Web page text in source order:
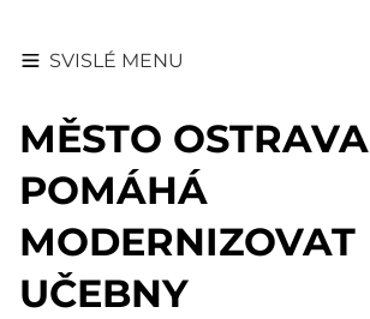
SVISLÉ MENU
MĚSTO OSTRAVA
POMÁHÁ
MODERNIZOVAT
UČEBNY